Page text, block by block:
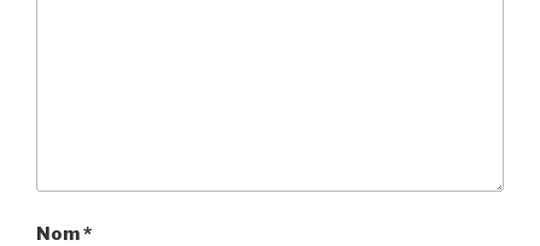
Nom*